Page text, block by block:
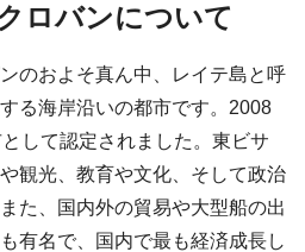
ロバンについて
のおよそ真ん中、レイテ島と呼
る海岸沿いの都市です。2008
して認定されました。東ビサ
観光、教育や文化、そして政治
た、国内外の貿易や大型船の出
有名で、国内で最も経済成長し